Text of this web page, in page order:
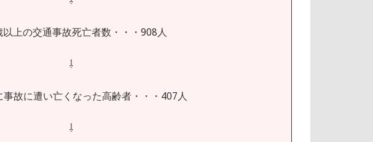
以上の交通事故死亡者数・・・908人
⇩
事故に遭い亡くなった高齢者・・・407人
⇩